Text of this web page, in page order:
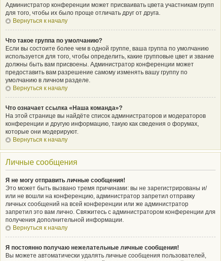
Администратор конференции может присваивать цвета участникам групп
для того, чтобы их было проще отличать друг от друга.
Вернуться к началу
Что такое группа по умолчанию?
Если вы состоите более чем в одной группе, ваша группа по умолчанию
используется для того, чтобы определить, какие групповые цвет и звание
должны быть вам присвоены. Администратор конференции может
предоставить вам разрешение самому изменять вашу группу по
умолчанию в личном разделе.
Вернуться к началу
Что означает ссылка «Наша команда»?
На этой странице вы найдёте список администраторов и модераторов
конференции и другую информацию, такую как сведения о форумах,
которые они модерируют.
Вернуться к началу
Личные сообщения
Я не могу отправить личные сообщения!
Это может быть вызвано тремя причинами: вы не зарегистрированы и/
или не вошли на конференцию, администратор запретил отправку
личных сообщений на всей конференции или же администратор
запретил это вам лично. Свяжитесь с администратором конференции для
получения дополнительной информации.
Вернуться к началу
Я постоянно получаю нежелательные личные сообщения!
Вы можете автоматически удалять личные сообщения пользователей,